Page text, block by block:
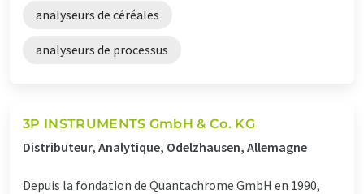
analyseurs de céréales
analyseurs de processus
3P INSTRUMENTS GmbH & Co. KG
Distributeur, Analytique, Odelzhausen, Allemagne
Depuis la fondation de Quantachrome GmbH en 1990,